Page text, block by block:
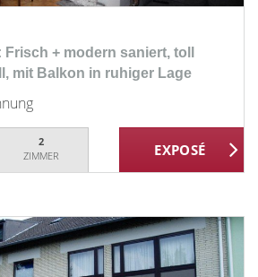
+ modern saniert, toll
mit Balkon in ruhiger Lage
2
ZIMMER